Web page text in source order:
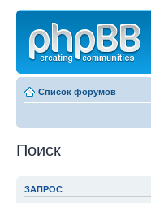
Список форумов
Поиск
ЗАПРОС